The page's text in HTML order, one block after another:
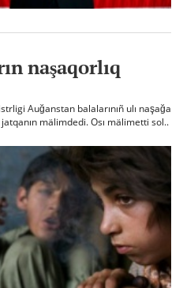
naşaqorlıq
Auğanstan balalarınıñ ulı naşağa
mälimdedi. Osı mälimetti sol..